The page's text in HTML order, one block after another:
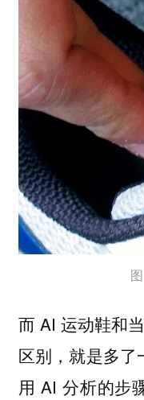
而 AI 运动鞋和
区别，就是多
用 AI 分析的步